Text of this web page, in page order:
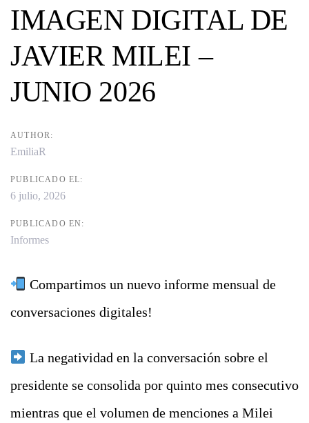
IMAGEN DIGITAL DE
JAVIER MILEI –
JUNIO 2026
AUTHOR:
EmiliaR
PUBLICADO EL:
6 julio, 2026
PUBLICADO EN:
Informes
Compartimos un nuevo informe mensual de
conversaciones digitales!
La negatividad en la conversación sobre el
presidente se consolida por quinto mes consecutivo
mientras que el volumen de menciones a Milei
navigation